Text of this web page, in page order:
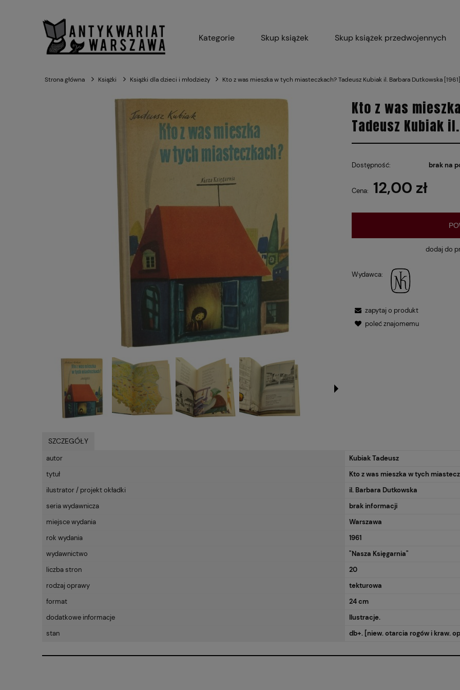
Kategorie Skup książek Skup książek przedwojennych
Strona główna Książki Książki dla dzieci i młodzieży Kto z was mieszka w tych miasteczkach? Tadeusz Kubiak il. Barbara Dutkowska [1961]
Kto z was
Tadeusz Kubiak
Dostępność: brak na
Cena: 12,00 zł
dodaj do
Wydawca:
zapytaj o produkt
poleć znajomemu
SZCZEGÓŁY
autor
Kubiak Tadeusz
tytuł
Kto z was mieszka w tych
ilustrator / projekt okładki
il. Barbara Dutkowska
seria wydawnicza
brak informacji
miejsce wydania
Warszawa
rok wydania
1961
wydawnictwo
"Nasza Księgarnia"
liczba stron
20
rodzaj oprawy
tekturowa
format
24 cm
dodatkowe informacje
Ilustracje.
stan
db+. [niew. otarcia rogów i kraw.